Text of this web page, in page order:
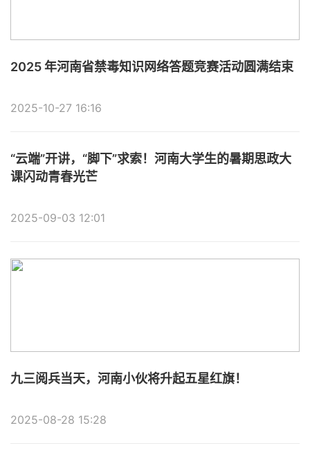
2025 年河南省禁毒知识网络答题竞赛活动圆满结束
2025-10-27 16:16
“云端”开讲，“脚下”求索！河南大学生的暑期思政大
课闪动青春光芒
2025-09-03 12:01
九三阅兵当天，河南小伙将升起五星红旗！
2025-08-28 15:28